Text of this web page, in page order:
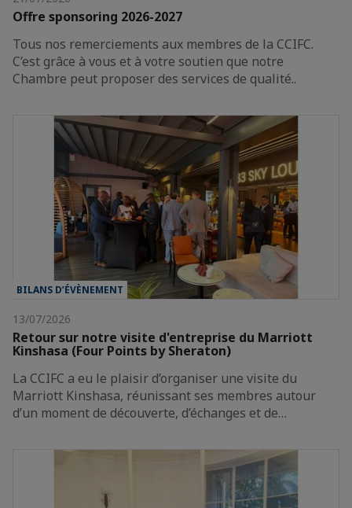
Offre sponsoring 2026-2027
Tous nos remerciements aux membres de la CCIFC.
C’est grâce à vous et à votre soutien que notre
Chambre peut proposer des services de qualité..
BILANS D’ÉVÈNEMENT
13/07/2026
Retour sur notre visite d'entreprise du Marriott
Kinshasa (Four Points by Sheraton)
La CCIFC a eu le plaisir d’organiser une visite du
Marriott Kinshasa, réunissant ses membres autour
d’un moment de découverte, d’échanges et de…